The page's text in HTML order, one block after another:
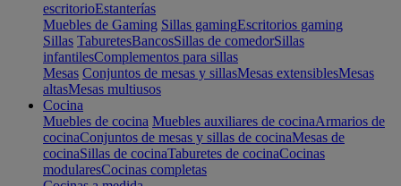
escritorioEstanterías
Muebles de Gaming Sillas gamingEscritorios gaming
Sillas TaburetesBancosSillas de comedorSillas
infantilesComplementos para sillas
Mesas Conjuntos de mesas y sillasMesas extensiblesMesas
altasMesas multiusos
Cocina
Muebles de cocina Muebles auxiliares de cocinaArmarios de
cocinaConjuntos de mesas y sillas de cocinaMesas de
cocinaSillas de cocinaTaburetes de cocinaCocinas
modularesCocinas completas